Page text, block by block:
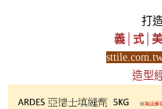
打
義│式│
造型